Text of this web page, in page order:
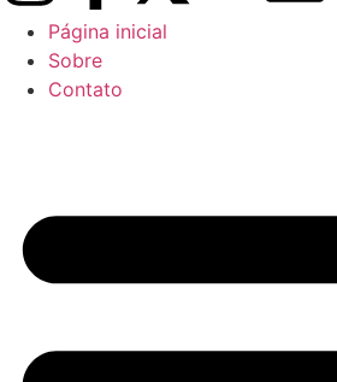
Página inicial
Sobre
Contato